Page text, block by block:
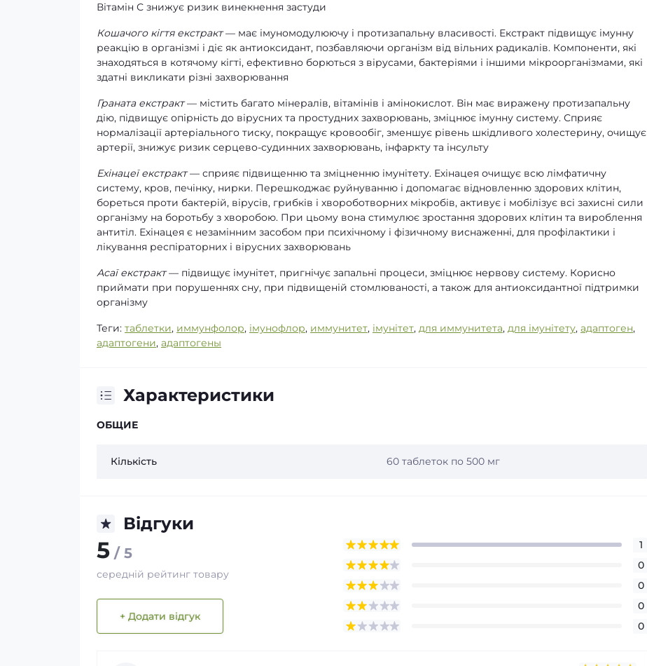
Вітамін С знижує ризик винекнення застуди
Кошачого кігтя екстракт— має імуномодулюючу і протизапальну власивості. Екстракт підвищує імунну
реакцію в організмі і діє як антиоксидант, позбавляючи організм від вільних радикалів. Компоненти, які
знаходяться в котячому кігті, ефективно борються з вірусами, бактеріями і іншими мікроорганізмами, які
здатні викликати різні захворювання
Граната екстракт— містить багато мінералів, вітамінів і амінокислот. Він має виражену протизапальну
дію, підвищує опірність до вірусних та простудних захворювань, зміцнює імунну систему. Сприяє
нормалізації артеріального тиску, покращує кровообіг, зменшує рівень шкідливого холестерину, очищує
артерії, знижує ризик серцево-судинних захворювань, інфаркту та інсульту
Ехінацеї екстракт— сприяє підвищенню та зміцненню імунітету. Ехінацея очищує всю лімфатичну
систему, кров, печінку, нирки. Перешкоджає руйнуванню і допомагає відновленню здорових клітин,
бореться проти бактерій, вірусів, грибків і хвороботворних мікробів, активує і мобілізує всі захисні сили
організму на боротьбу з хворобою. При цьому вона стимулює зростання здорових клітин та вироблення
антитіл. Ехінацея є незамінним засобом при психічному і фізичному виснаженні, для профілактики і
лікування респіраторних і вірусниx захворювань
Асаї екстракт— підвищує імунітет, пригнічує запальні процеси, зміцнює нервову систему. Корисно
приймати при порушеннях сну, при підвищеній стомлюваності, а також для антиоксидантної підтримки
організму
Теги: таблетки, иммунфолор, імунофлор, иммунитет, імунітет, для иммунитета, для імунітету, адаптоген,
адаптогени, адаптогены
Характеристики
ОБЩИЕ
Кількість 60 таблеток по 500 мг
Відгуки
5 / 5
середній рейтинг товару
+ Додати відгук
1
0
0
0
0